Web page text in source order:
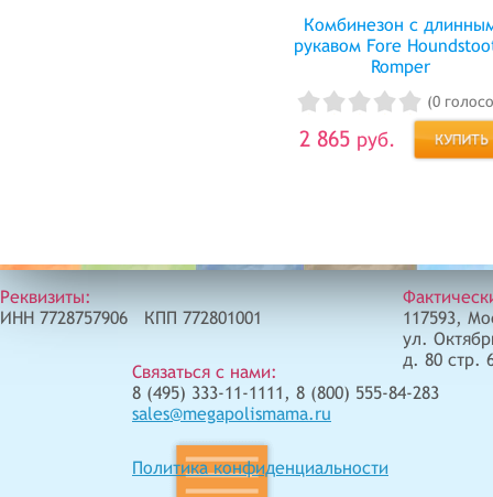
Комбинезон с
рукавом Fore
Romper
(0
2 865 руб.
Реквизиты:
ИНН 7728757906 КПП 772801001
Связаться с нами:
8 (495) 333-11-1111, 8 (800) 555-84-283
sales@megapolismama.ru
Политика конфиденциальности
117593,
ул.
д. 80 стр.